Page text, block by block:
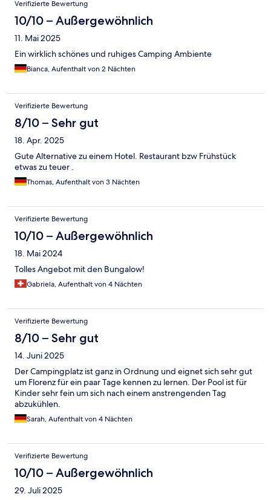
Verifizierte Bewertung
10/10 – Außergewöhnlich
11. Mai 2025
Ein wirklich schönes und ruhiges Camping Ambiente
Bianca, Aufenthalt von 2 Nächten
Verifizierte Bewertung
8/10 – Sehr gut
18. Apr. 2025
Gute Alternative zu einem Hotel. Restaurant bzw Frühstück
etwas zu teuer .
Thomas, Aufenthalt von 3 Nächten
Verifizierte Bewertung
10/10 – Außergewöhnlich
18. Mai 2024
Tolles Angebot mit den Bungalow!
Gabriela, Aufenthalt von 4 Nächten
Verifizierte Bewertung
8/10 – Sehr gut
14. Juni 2025
Der Campingplatz ist ganz in Ordnung und eignet sich sehr gut
um Florenz für ein paar Tage kennen zu lernen. Der Pool ist für
Kinder sehr fein um sich nach einem anstrengenden Tag
abzukühlen.
Sarah, Aufenthalt von 4 Nächten
Verifizierte Bewertung
10/10 – Außergewöhnlich
29. Juli 2025